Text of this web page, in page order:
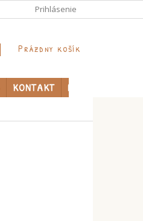
Prihlásenie
NÁKUPNÝ
Prázdny košík
KONTAKT PREDÁVANÉ